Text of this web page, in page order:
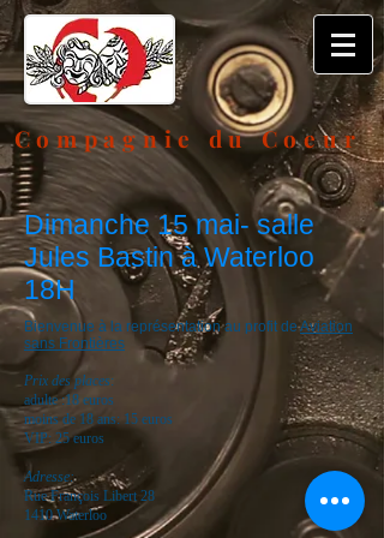
Compagnie du Coeur
Bienvenue à la représentation au profit deAviation
sans Frontières
Prix des places:
adulte :18 euros
moins de 18 ans: 15 euros
VIP: 25 euros
Adresse:
Rue François Libert 28
1410 Waterloo
Dimanche 15 mai- salle
Jules Bastin à Waterloo
18H